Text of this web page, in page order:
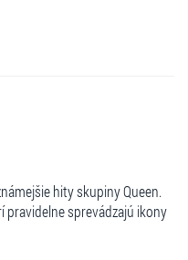
hity skupiny Queen.
sprevádzajú ikony